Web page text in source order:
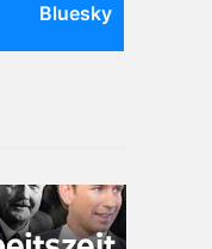
Bluesky